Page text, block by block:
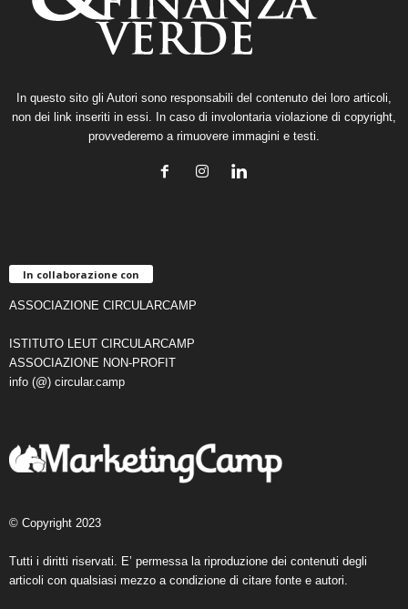
In questo sito gli Autori sono responsabili del contenuto dei loro articoli,
non dei link inseriti in essi. In caso di involontaria violazione di copyright,
provvederemo a rimuovere immagini e testi.
In collaborazione con
ASSOCIAZIONE CIRCULARCAMP
ISTITUTO LEUT CIRCULARCAMP
ASSOCIAZIONE NON-PROFIT
info (@) circular.camp
© Copyright 2023
Tutti i diritti riservati. E’ permessa la riproduzione dei contenuti degli
articoli con qualsiasi mezzo a condizione di citare fonte e autori.